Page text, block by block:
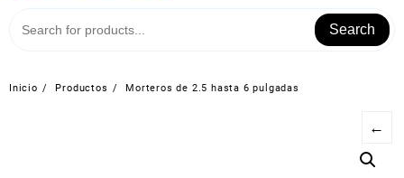
Search
Inicio Productos Morteros de 2.5 hasta 6 pulgadas
←